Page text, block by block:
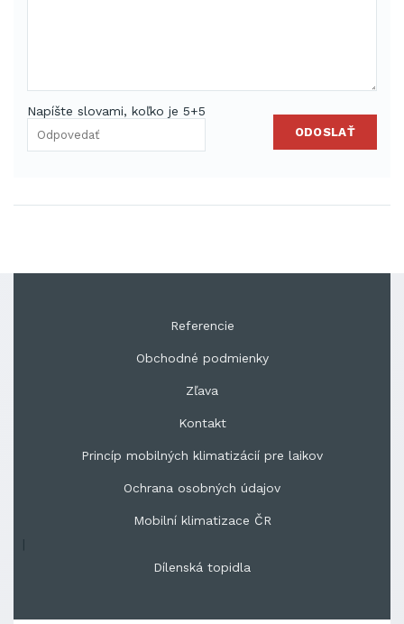
Napíšte slovami, koľko je 5+5
ODOSLAŤ
Referencie
Obchodné podmienky
Zľava
Kontakt
Princíp mobilných klimatizácií pre laikov
Ochrana osobných údajov
Mobilní klimatizace ČR
|
Dílenská topidla